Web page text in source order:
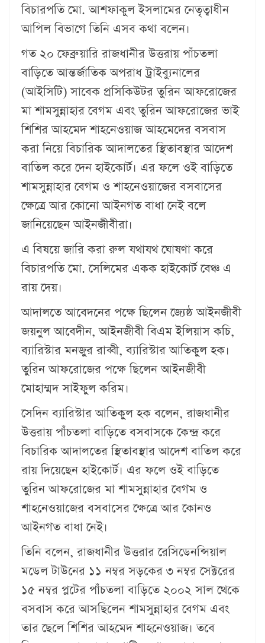
বিচারপতি মো. আশফাকুল ইসলামের নেতৃত্বাধীন
আপিল বিভাগে তিনি এসব কথা বলেন।
গত ২০ ফেব্রুয়ারি রাজধানীর উত্তরায় পাঁচতলা
বাড়িতে আন্তর্জাতিক অপরাধ ট্রাইব্যুনালের
(আইসিটি) সাবেক প্রসিকিউটর তুরিন আফরোজের
মা শামসুন্নাহার বেগম এবং তুরিন আফরোজের ভাই
শিশির আহমেদ শাহনেওয়াজ আহমেদের বসবাস
করা নিয়ে বিচারিক আদালতের স্থিতাবস্থার আদেশ
বাতিল করে দেন হাইকোর্ট। এর ফলে ওই বাড়িতে
শামসুন্নাহার বেগম ও শাহনেওয়াজের বসবাসের
ক্ষেত্রে আর কোনো আইনগত বাধা নেই বলে
জানিয়েছেন আইনজীবীরা।
এ বিষয়ে জারি করা রুল যথাযথ ঘোষণা করে
বিচারপতি মো. সেলিমের একক হাইকোর্ট বেঞ্চ এ
রায় দেয়।
আদালতে আবেদনের পক্ষে ছিলেন জ্যেষ্ঠ আইনজীবী
জয়নুল আবেদীন, আইনজীবী বিএম ইলিয়াস কচি,
ব্যারিস্টার মনজুর রাব্বী, ব্যারিস্টার আতিকুল হক।
তুরিন আফরোজের পক্ষে ছিলেন আইনজীবী
মোহাম্মদ সাইফুল করিম।
সেদিন ব্যারিস্টার আতিকুল হক বলেন, রাজধানীর
উত্তরায় পাঁচতলা বাড়িতে বসবাসকে কেন্দ্র করে
বিচারিক আদালতের স্থিতাবস্থার আদেশ বাতিল করে
রায় দিয়েছেন হাইকোর্ট। এর ফলে ওই বাড়িতে
তুরিন আফরোজের মা শামসুন্নাহার বেগম ও
শাহনেওয়াজের বসবাসের ক্ষেত্রে আর কোনও
আইনগত বাধা নেই।
তিনি বলেন, রাজধানীর উত্তরার রেসিডেনন্সিয়াল
মডেল টাউনের ১১ নম্বর সড়কের ৩ নম্বর সেক্টরের
১৫ নম্বর প্লটের পাঁচতলা বাড়িতে ২০০২ সাল থেকে
বসবাস করে আসছিলেন শামসুন্নাহার বেগম এবং
তার ছেলে শিশির আহমেদ শাহনেওয়াজ। তবে